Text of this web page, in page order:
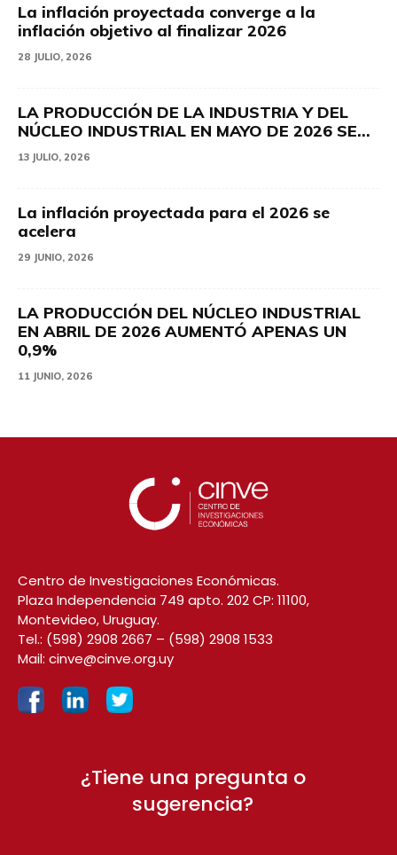
La inflación proyectada converge a la
inflación objetivo al finalizar 2026
28 JULIO, 2026
LA PRODUCCIÓN DE LA INDUSTRIA Y DEL
NÚCLEO INDUSTRIAL EN MAYO DE 2026 SE...
13 JULIO, 2026
La inflación proyectada para el 2026 se
acelera
29 JUNIO, 2026
LA PRODUCCIÓN DEL NÚCLEO INDUSTRIAL
EN ABRIL DE 2026 AUMENTÓ APENAS UN
0,9%
11 JUNIO, 2026
Centro de Investigaciones Económicas.
Plaza Independencia 749 apto. 202 CP: 11100,
Montevideo, Uruguay.
Tel.: (598) 2908 2667 – (598) 2908 1533
Mail: cinve@cinve.org.uy
¿Tiene una pregunta o
sugerencia?